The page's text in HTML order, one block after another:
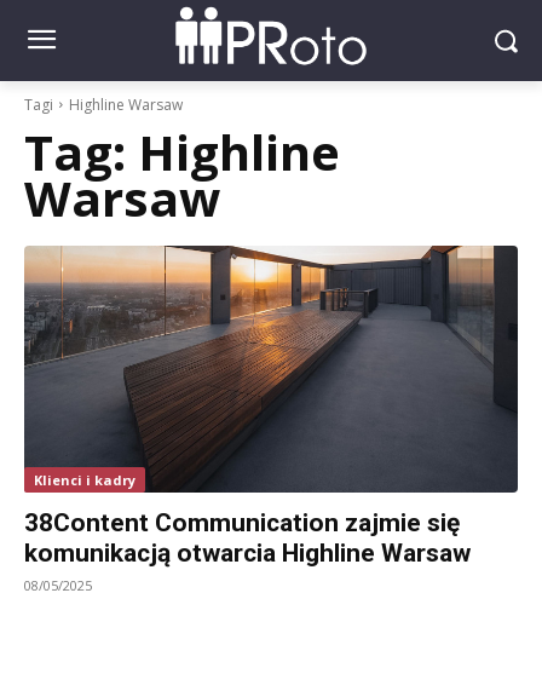
Tagi Highline Warsaw
Tag: Highline
Warsaw
Klienci i kadry
38Content Communication zajmie się
komunikacją otwarcia Highline Warsaw
08/05/2025